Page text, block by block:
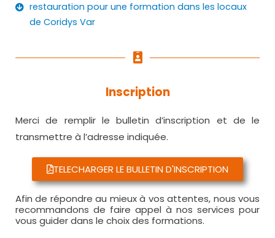
restauration pour une formation dans les locaux
de Coridys Var
Inscription
Merci de remplir le bulletin d’inscription et de le
transmettre à l’adresse indiquée.
TELECHARGER LE BULLETIN D'INSCRIPTION
Afin de répondre au mieux à vos attentes, nous vous
recommandons de faire appel à nos services pour
vous guider dans le choix des formations.